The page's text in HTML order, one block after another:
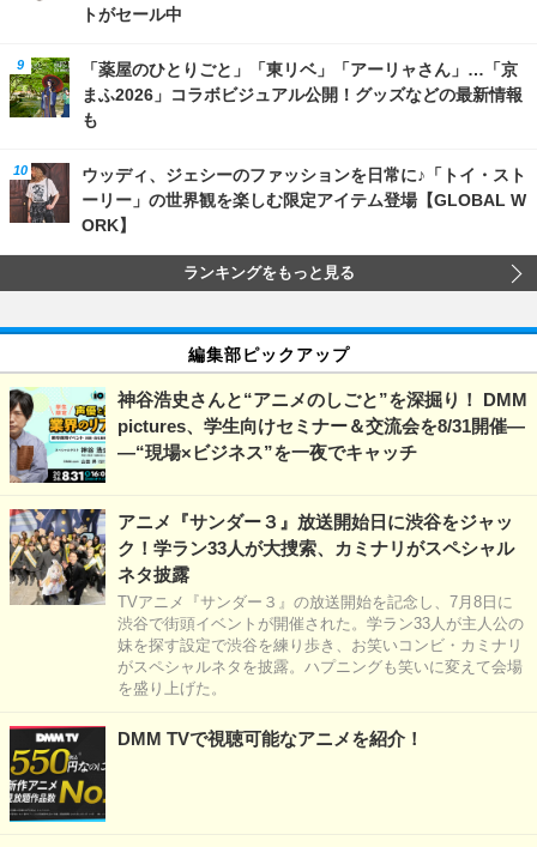
トがセール中
「薬屋のひとりごと」「東リベ」「アーリャさん」…「京
まふ2026」コラボビジュアル公開！グッズなどの最新情報
も
ウッディ、ジェシーのファッションを日常に♪「トイ・スト
ーリー」の世界観を楽しむ限定アイテム登場【GLOBAL W
ORK】
ランキングをもっと見る
編集部ピックアップ
神谷浩史さんと“アニメのしごと”を深掘り！ DMM
pictures、学生向けセミナー＆交流会を8/31開催―
―“現場×ビジネス”を一夜でキャッチ
アニメ『サンダー３』放送開始日に渋谷をジャッ
ク！学ラン33人が大捜索、カミナリがスペシャル
ネタ披露
TVアニメ『サンダー３』の放送開始を記念し、7月8日に
渋谷で街頭イベントが開催された。学ラン33人が主人公の
妹を探す設定で渋谷を練り歩き、お笑いコンビ・カミナリ
がスペシャルネタを披露。ハプニングも笑いに変えて会場
を盛り上げた。
DMM TVで視聴可能なアニメを紹介！